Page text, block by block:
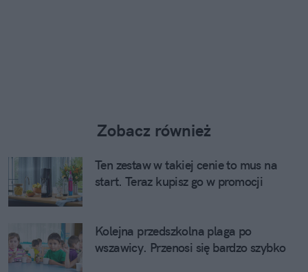
Zobacz również
Ten zestaw w takiej cenie to mus na
start. Teraz kupisz go w promocji
Kolejna przedszkolna plaga po
wszawicy. Przenosi się bardzo szybko